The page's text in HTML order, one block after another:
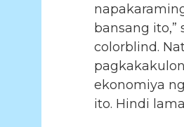
bansang
colorblind.
ekonomiya
ito. Hindi